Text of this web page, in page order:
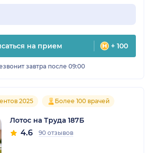
на прием + 100
завтра после 09:00
2025 Более 100 врачей
Лотос на Труда 187Б
4.6 90 отзывов